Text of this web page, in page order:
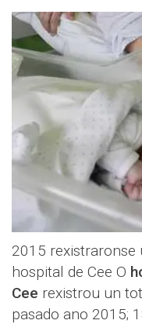
2015
hospital de Cee O
Cee rexistrou un
pasado ano 2015;